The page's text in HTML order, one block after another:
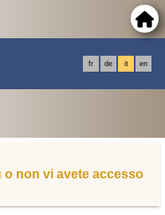
fr de it en
o non vi avete accesso